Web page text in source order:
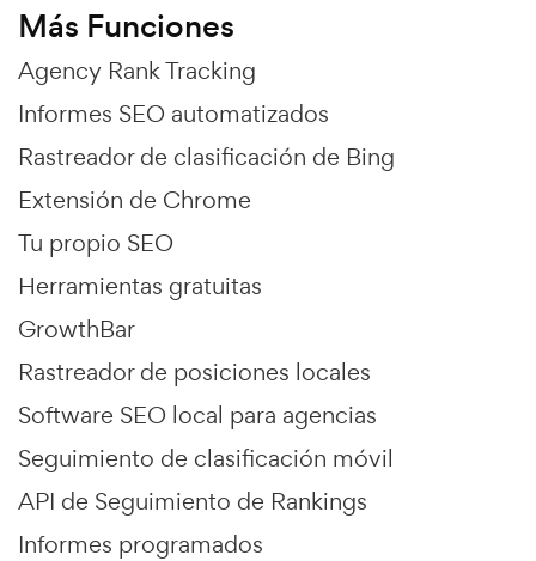
Más Funciones
Agency Rank Tracking
Informes SEO automatizados
Rastreador de clasificación de Bing
Extensión de Chrome
Tu propio SEO
Herramientas gratuitas
GrowthBar
Rastreador de posiciones locales
Software SEO local para agencias
Seguimiento de clasificación móvil
API de Seguimiento de Rankings
Informes programados